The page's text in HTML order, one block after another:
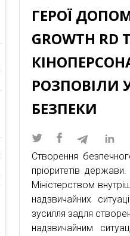
ГЕРОЇ
GROWTH
РОЗПОВІЛИ
БЕЗПЕКИ
Створення
пріоритетів
Міністерством
надзвичайних
зусилля задля
надзвичайним